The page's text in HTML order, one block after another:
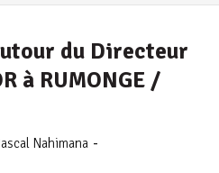
du Directeur
à RUMONGE /
Nahimana -